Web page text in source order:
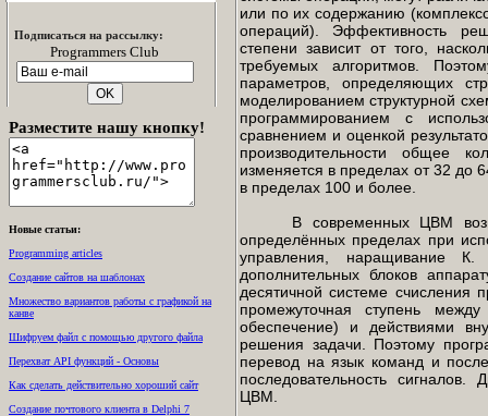
Подписаться на рассылку:
Programmers Club
Разместите нашу кнопку!
Новые статьи:
Programming articles
Создание сайтов на шаблонах
Множество вариантов работы с графикой на
канве
Шифруем файл с помощью другого файла
Перехват API функций - Основы
Как сделать действительно хороший сайт
Создание почтового клиента в Delphi 7
или по их содержанию
операций). Эффективность
степени зависит от того,
требуемых алгоритмов.
параметров, определяющих
моделированием структурной
программированием с
сравнением и оценкой
производительности общее
изменяется в пределах от 32 до
в пределах 100 и более.
В современных ЦВМ
определённых пределах при
управления, наращивание
дополнительных блоков
десятичной системе
промежуточная ступень
обеспечение) и действиями
решения задачи. Поэтому
перевод на язык команд и
последовательность сигналов.
ЦВМ.